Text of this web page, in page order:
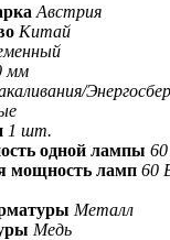
Австрия
Китай
мм
1 шт.
одной лампы
мощность ламп 60
Металл
Медь